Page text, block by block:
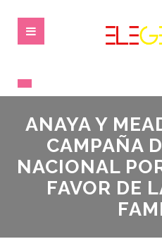
ANAYA Y
CAMPAÑA
NACIONAL
FAVOR DE